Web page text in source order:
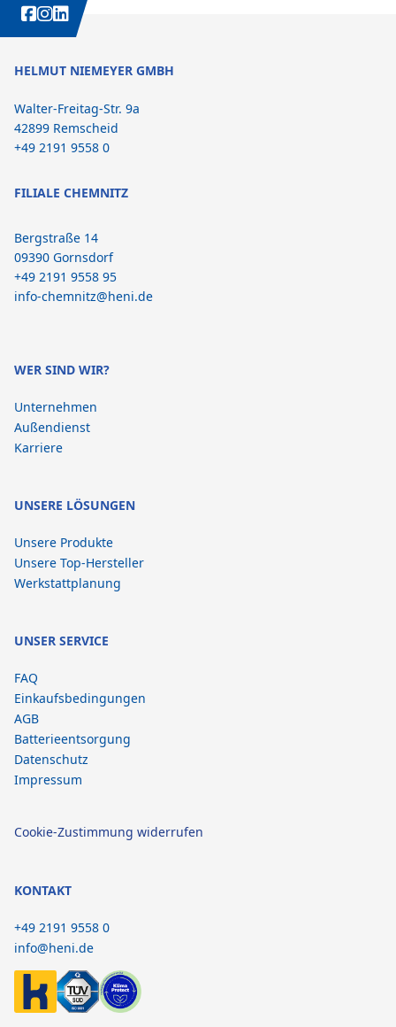
WEITERE INTERESSANTE INHALTE IMMER AUCH AUF:
HELMUT NIEMEYER GMBH
Walter-Freitag-Str. 9a
42899 Remscheid
+49 2191 9558 0
FILIALE CHEMNITZ
Bergstraße 14
09390 Gornsdorf
+49 2191 9558 95
info-chemnitz@heni.de
WER SIND WIR?
Unternehmen
Außendienst
Karriere
UNSERE LÖSUNGEN
Unsere Produkte
Unsere Top-Hersteller
Werkstattplanung
UNSER SERVICE
FAQ
Einkaufsbedingungen
AGB
Batterieentsorgung
Datenschutz
Impressum
Cookie-Zustimmung widerrufen
KONTAKT
+49 2191 9558 0
info@heni.de